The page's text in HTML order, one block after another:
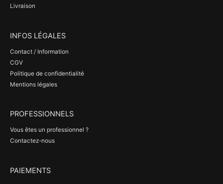
Livraison
INFOS LÉGALES
Contact / Information
CGV
Politique de confidentialité
Mentions légales
PROFESSIONNELS
Vous êtes un professionnel ?
Contactez-nous
PAIEMENTS